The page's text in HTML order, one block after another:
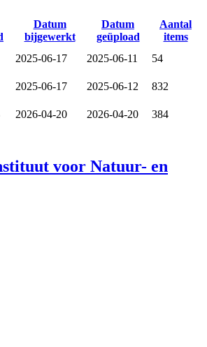
Datum
bijgewerkt
Datum
geüpload
Aantal
items
2025-06-17 2025-06-11 54
2025-06-17 2025-06-12 832
2026-04-20 2026-04-20 384
voor Natuur- en